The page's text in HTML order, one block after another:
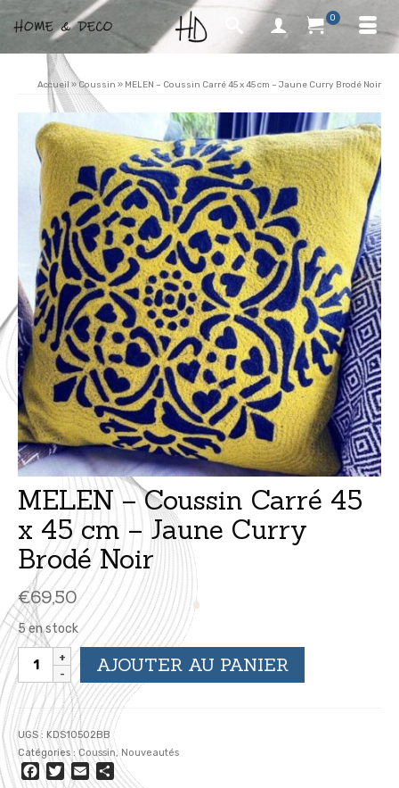
0
Accueil»Coussin » MELEN – Coussin Carré 45 x 45 cm – Jaune Curry Brodé Noir
MELEN – Coussin Carré 45
x 45 cm – Jaune Curry
Brodé Noir
€69,50
5 en stock
quantité
de
MELEN
-
Coussin
Carré
45
x
AJOUTER AU PANIER
UGS : KDS10502BB
Catégories :Coussin, Nouveautés
Facebook
Twitter
EmailPartager